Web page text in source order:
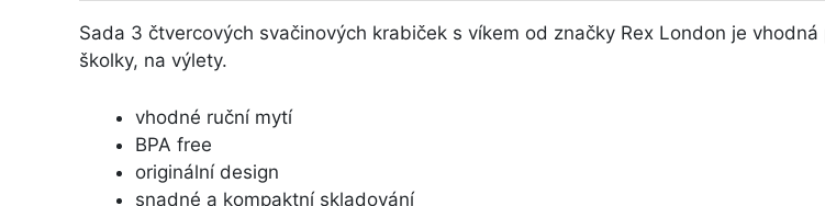
Sada 3 čtvercových svačinových krabiček s víkem od značky Rex London je
školky, na výlety.
vhodné ruční mytí
BPA free
originální design
snadné a kompaktní skladování